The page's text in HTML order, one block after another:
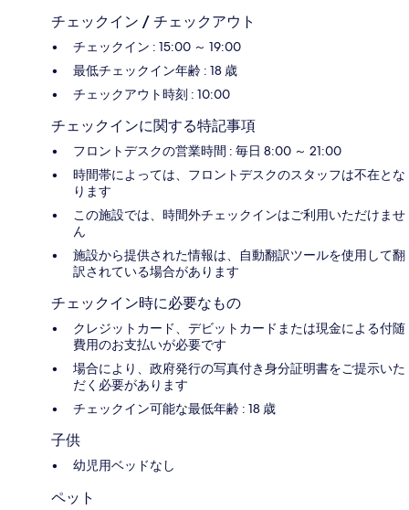
チェックイン / チェックアウト
チェックイン : 15:00 ～ 19:00
最低チェックイン年齢 : 18 歳
チェックアウト時刻 : 10:00
チェックインに関する特記事項
フロントデスクの営業時間 : 毎日 8:00 ～ 21:00
時間帯によっては、フロントデスクのスタッフは不在とな
ります
この施設では、時間外チェックインはご利用いただけませ
ん
施設から提供された情報は、自動翻訳ツールを使用して翻
訳されている場合があります
チェックイン時に必要なもの
クレジットカード、デビットカードまたは現金による付随
費用のお支払いが必要です
場合により、政府発行の写真付き身分証明書をご提示いた
だく必要があります
チェックイン可能な最低年齢 : 18 歳
子供
幼児用ベッドなし
ペット